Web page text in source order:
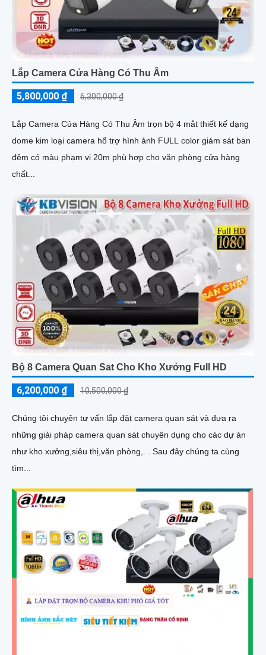
Lắp Camera Cửa Hàng Có Thu Âm
5,800,000 ₫ 6,300,000 ₫
Lắp Camera Cửa Hàng Có Thu Âm trọn bộ 4 mắt thiết kế dạng
dome kim loại camera hổ trợ hình ảnh FULL color giám sát ban
đêm có màu phạm vi 20m phù hơp cho văn phòng cửa hàng
chất...
Bộ 8 Camera Quan Sat Cho Kho Xưởng Full HD
6,200,000 ₫ 10,500,000 ₫
Chúng tôi chuyên tư vấn lắp đặt camera quan sát và đưa ra
những giải pháp camera quan sát chuyên dụng cho các dự án
như kho xưởng,siêu thị,văn phòng,. . Sau đây chúng ta cùng
tìm...